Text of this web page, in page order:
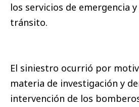
los servicios de emergencia
tránsito.
El siniestro ocurrió por
materia de investigación y
intervención de los